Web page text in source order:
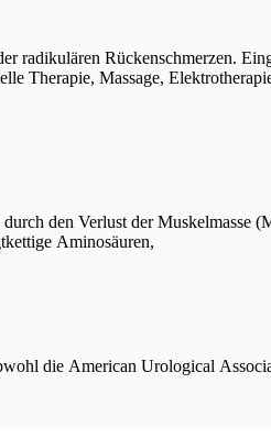
radikulären Rückenschmerzen.
Therapie, Massage,
den Verlust der Muskelmasse
Aminosäuren,
die American Urological